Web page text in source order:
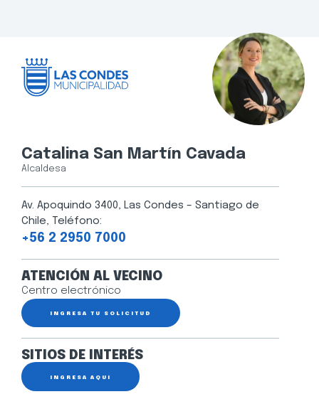
Catalina San Martín Cavada
Alcaldesa
Av. Apoquindo 3400, Las Condes – Santiago de
Chile, Teléfono:
+56 2 2950 7000
ATENCIÓN AL VECINO
Centro electrónico
INGRESA TU SOLICITUD
SITIOS DE INTERÉS
INGRESA AQUÍ